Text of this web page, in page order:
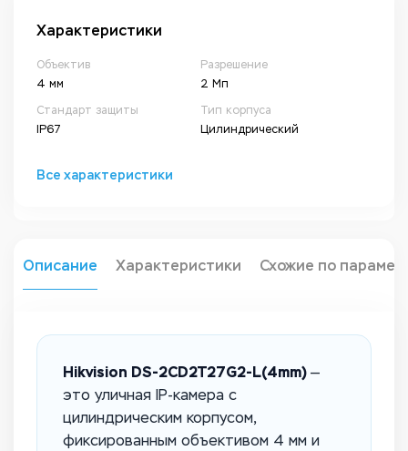
Характеристики
Объектив
4 мм
Разрешение
2 Мп
Стандарт защиты
IP67
Тип корпуса
Цилиндрический
Все характеристики
Описание Характеристики Схожие по
Hikvision DS-2CD2T27G2-L(4mm) —
это уличная IP-камера с
цилиндрическим корпусом,
фиксированным объективом 4 мм и